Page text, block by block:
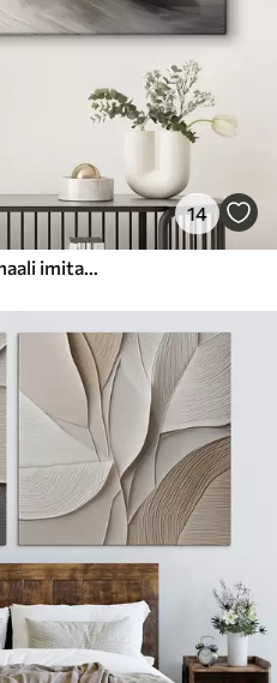
14
Abstraktne kompositsioon, maali imitatsioon